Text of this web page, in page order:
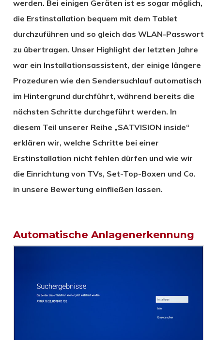
werden. Bei einigen Geräten ist es sogar möglich,
die Erstinstallation bequem mit dem Tablet
durchzuführen und so gleich das WLAN-Passwort
zu übertragen. Unser Highlight der letzten Jahre
war ein Installationsassistent, der einige längere
Prozeduren wie den Sendersuchlauf automatisch
im Hintergrund durchführt, während bereits die
nächsten Schritte durchgeführt werden. In
diesem Teil unserer Reihe „SATVISION inside“
erklären wir, welche Schritte bei einer
Erstinstallation nicht fehlen dürfen und wie wir
die Einrichtung von TVs, Set-Top-Boxen und Co.
in unsere Bewertung einfließen lassen.
Automatische Anlagenerkennung